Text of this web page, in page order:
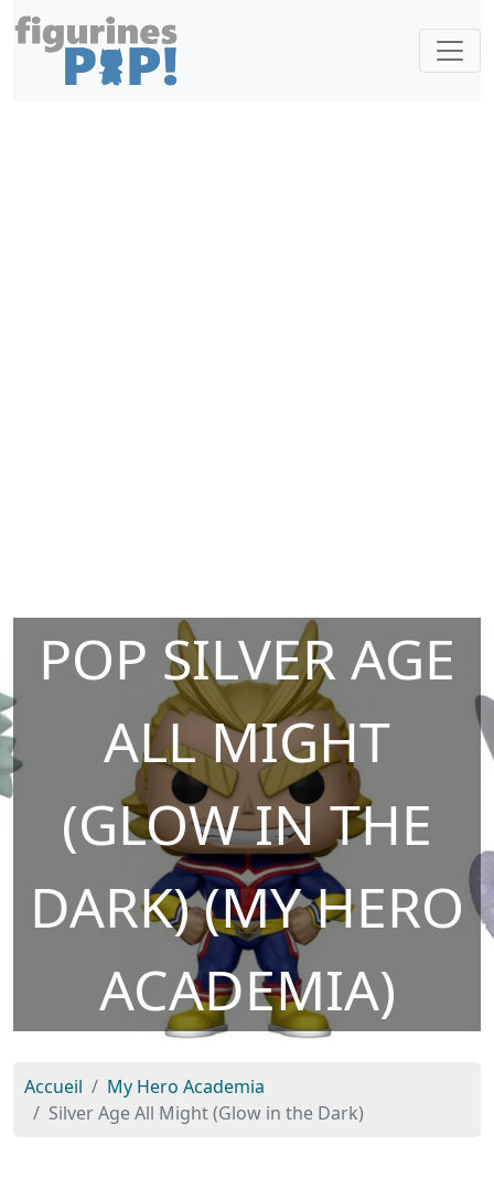
POP SILVER AGE
ALL MIGHT
(GLOW IN THE
DARK) (MY HERO
ACADEMIA)
Accueil
My Hero Academia
Silver Age All Might (Glow in the Dark)